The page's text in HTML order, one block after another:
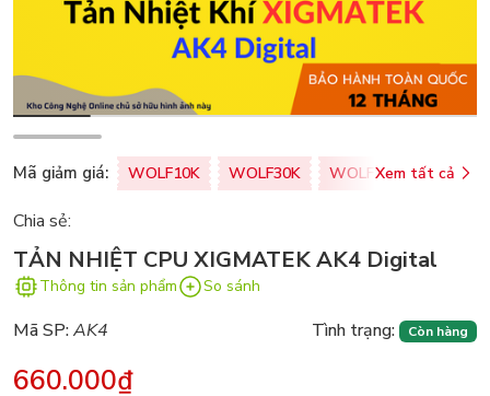
Mã giảm giá: WOLF10K WOLF30K WOLF50KXem tất cả
Chia sẻ:
TẢN NHIỆT CPU XIGMATEK AK4 Digital
Thông tin sản phẩm So sánh
Mã SP:AK4 Tình trạng: Còn hàng
660.000₫